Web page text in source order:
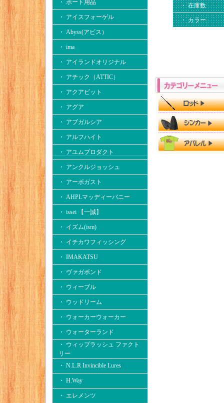
・ ボート用品
・ アイスフォーゲル
・ Abyss(アビス）
・ ima
・ アイランドオリジナル
・ アチック（ATTIC）
・ アクアビット
・ アグア
・ アブガルシア
・ アルフハイト
・ アユムプロダクト
・ アンクルジョッシュ
・ アーボガスト
・ AHPLマッディーバニー
・ issei 【一誠】
・ イズム(ism)
・ イチカワフィッシング
・ IMAKATSU
・ ヴァガボンド
・ ウィーブル
・ ウッドリーム
・ ウォーカーウォーカー
・ ウォーターランド
・ ウィップラッシュ ファクト
リー
・ N.L.R Invincible Lures
・ H.Way
・ エレメンツ
・ 在庫数
・ カラー